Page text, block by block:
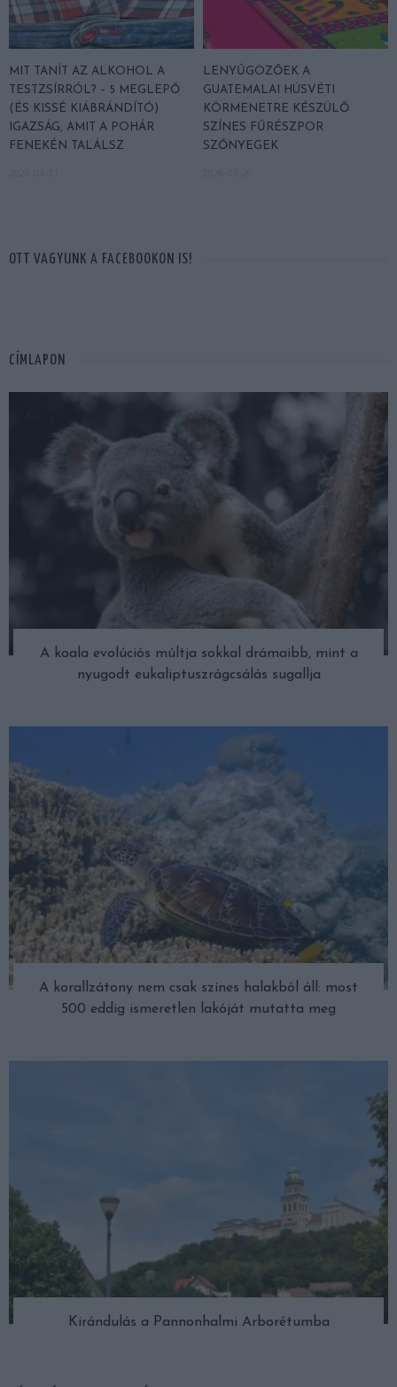
MIT TANÍT AZ ALKOHOL A
TESTZSÍRRÓL? – 5 MEGLEPŐ
(ÉS KISSÉ KIÁBRÁNDÍTÓ)
IGAZSÁG, AMIT A POHÁR
FENEKÉN TALÁLSZ
LENYŰGÖZŐEK A
GUATEMALAI HÚSVÉTI
KÖRMENETRE KÉSZÜLŐ
SZÍNES FŰRÉSZPOR
SZŐNYEGEK
OTT VAGYUNK A FACEBOOKON IS!
CÍMLAPON
A koala evolúciós múltja sokkal drámaibb, mint a
nyugodt eukaliptuszrágcsálás sugallja
A korallzátony nem csak színes halakból áll: most
500 eddig ismeretlen lakóját mutatta meg
Kirándulás a Pannonhalmi Arborétumba